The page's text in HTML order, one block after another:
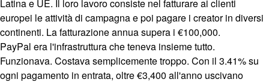
Latina e UE. Il loro lavoro consiste nel fatturare ai clienti
europei le attività di campagna e poi pagare i creator in diversi
continenti. La fatturazione annua supera i €100,000.
PayPal era l'infrastruttura che teneva insieme tutto.
Funzionava. Costava semplicemente troppo. Con il 3.41% su
ogni pagamento in entrata, oltre €3,400 all'anno uscivano